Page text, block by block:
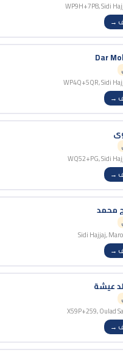
→
Dar
→
→
محمد
→
عيشة
→